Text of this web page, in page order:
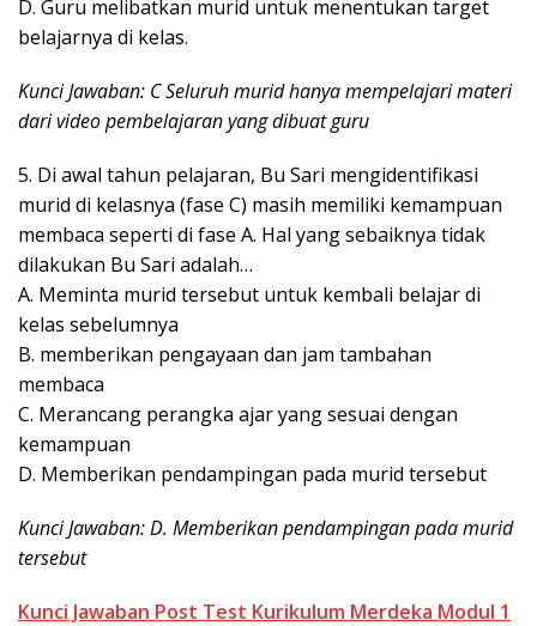
D. Guru melibatkan murid untuk menentukan target
belajarnya di kelas.
Kunci Jawaban: C Seluruh murid hanya mempelajari materi
dari video pembelajaran yang dibuat guru
5. Di awal tahun pelajaran, Bu Sari mengidentifikasi
murid di kelasnya (fase C) masih memiliki kemampuan
membaca seperti di fase A. Hal yang sebaiknya tidak
dilakukan Bu Sari adalah…
A. Meminta murid tersebut untuk kembali belajar di
kelas sebelumnya
B. memberikan pengayaan dan jam tambahan
membaca
C. Merancang perangka ajar yang sesuai dengan
kemampuan
D. Memberikan pendampingan pada murid tersebut
Kunci Jawaban: D. Memberikan pendampingan pada murid
tersebut
Kunci Jawaban Post Test Kurikulum Merdeka Modul 1